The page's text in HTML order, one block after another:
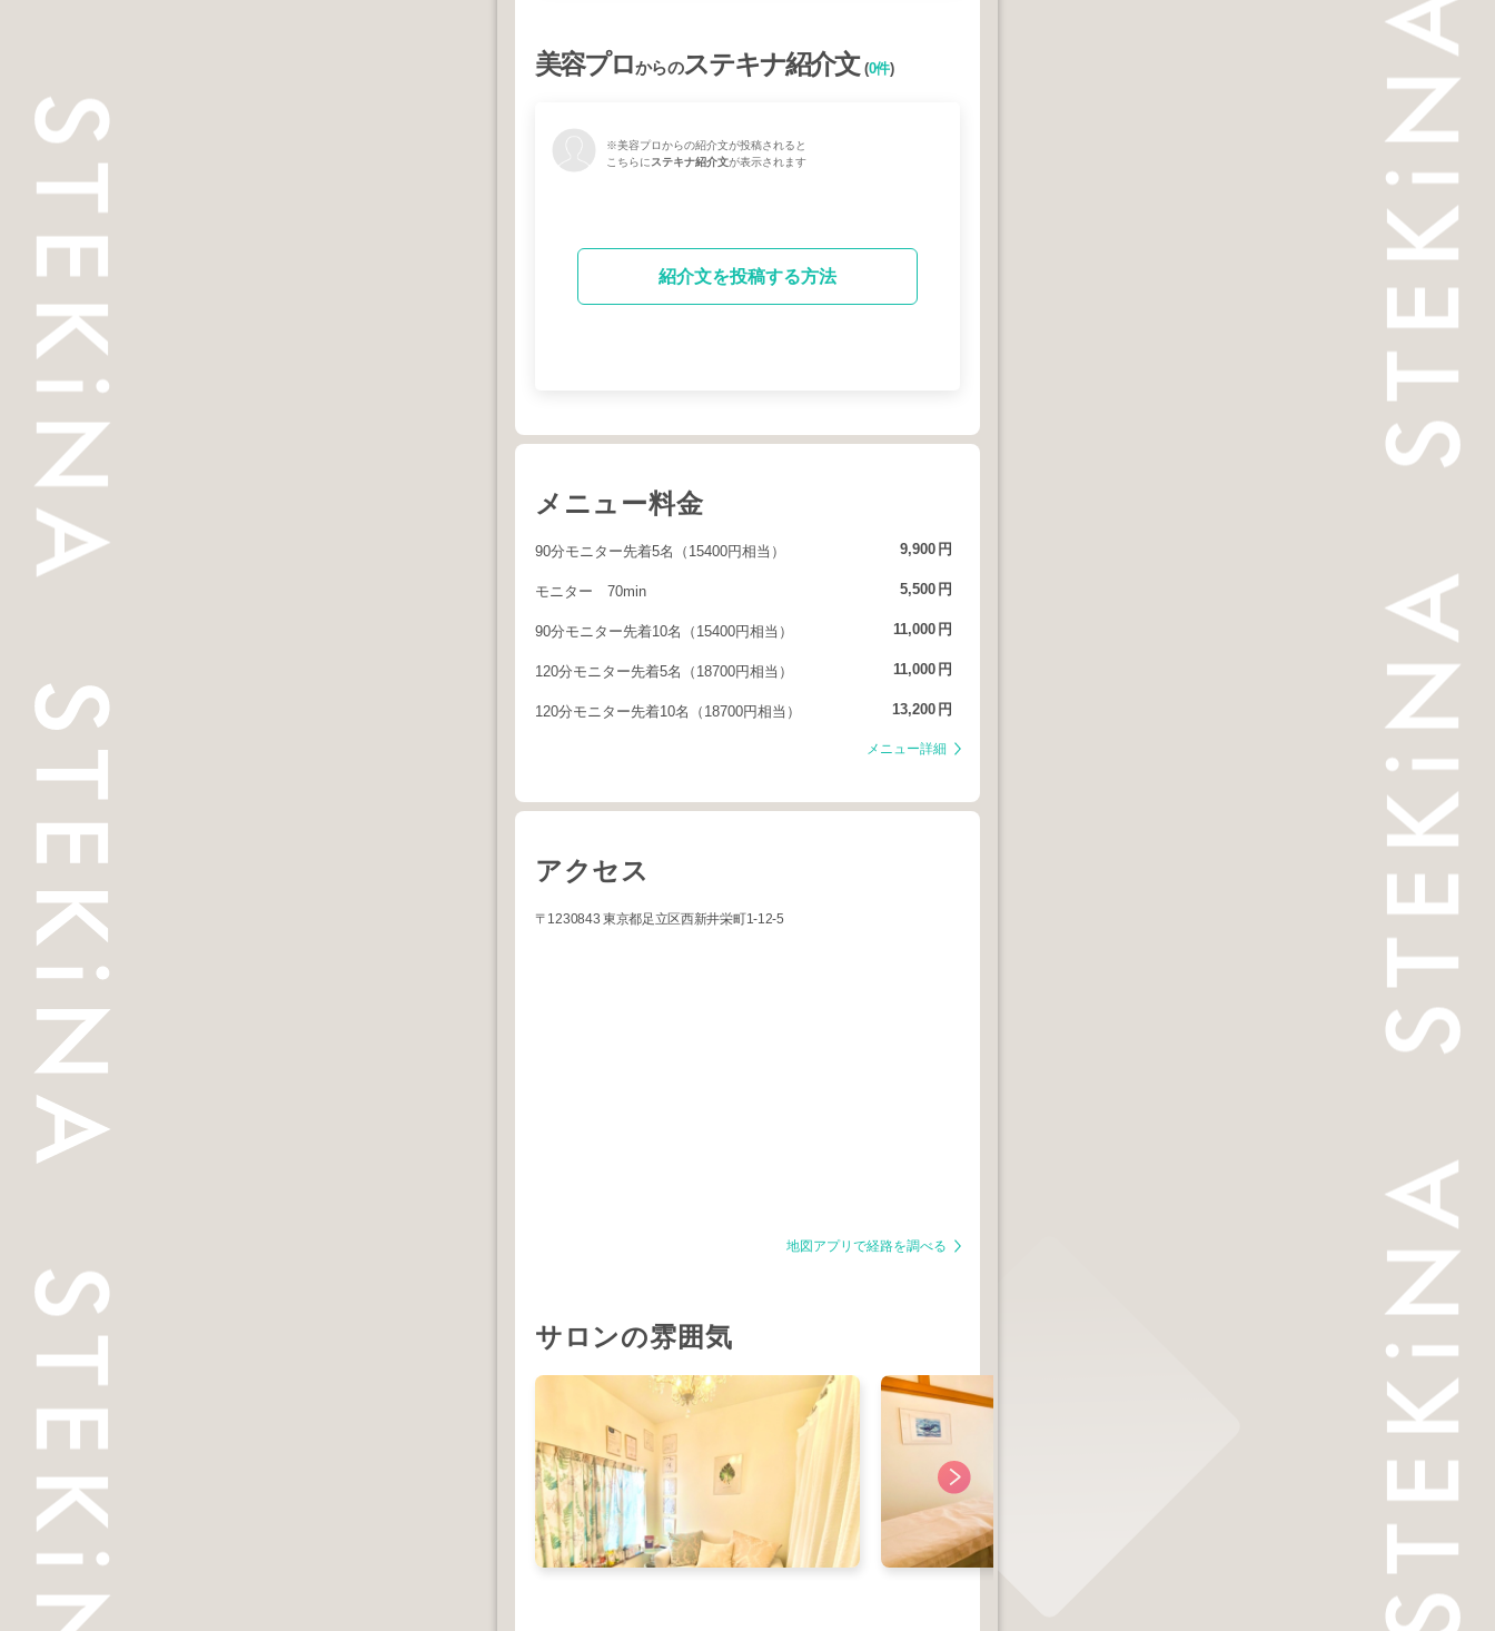
美容プロからのステキナ紹介文(0件)
※美容プロからの紹介文が投稿されると
こちらにステキナ紹介文が表示されます
紹介文を投稿する方法
メニュー料金
90分モニター先着5名（15400円相当） 9,900 円
モニター 70min 5,500 円
90分モニター先着10名（15400円相当） 11,000 円
120分モニター先着5名（18700円相当） 11,000 円
120分モニター先着10名（18700円相当） 13,200 円
メニュー詳細
アクセス
〒1230843 東京都足立区西新井栄町1-12-5
地図アプリで経路を調べる
サロンの雰囲気